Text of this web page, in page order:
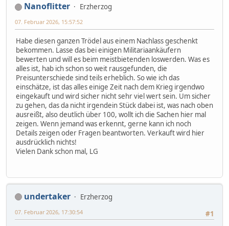
Nanoflitter Erzherzog
07. Februar 2026, 15:57:52
Habe diesen ganzen Trödel aus einem Nachlass geschenkt
bekommen. Lasse das bei einigen Militariaankäufern
bewerten und will es beim meistbietenden loswerden. Was es
alles ist, hab ich schon so weit rausgefunden, die
Preisunterschiede sind teils erheblich. So wie ich das
einschätze, ist das alles einige Zeit nach dem Krieg irgendwo
eingekauft und wird sicher nicht sehr viel wert sein. Um sicher
zu gehen, das da nicht irgendein Stück dabei ist, was nach oben
ausreißt, also deutlich über 100, wollt ich die Sachen hier mal
zeigen. Wenn jemand was erkennt, gerne kann ich noch
Details zeigen oder Fragen beantworten. Verkauft wird hier
ausdrücklich nichts!
Vielen Dank schon mal, LG
undertaker
Erzherzog
#1
07. Februar 2026, 17:30:54